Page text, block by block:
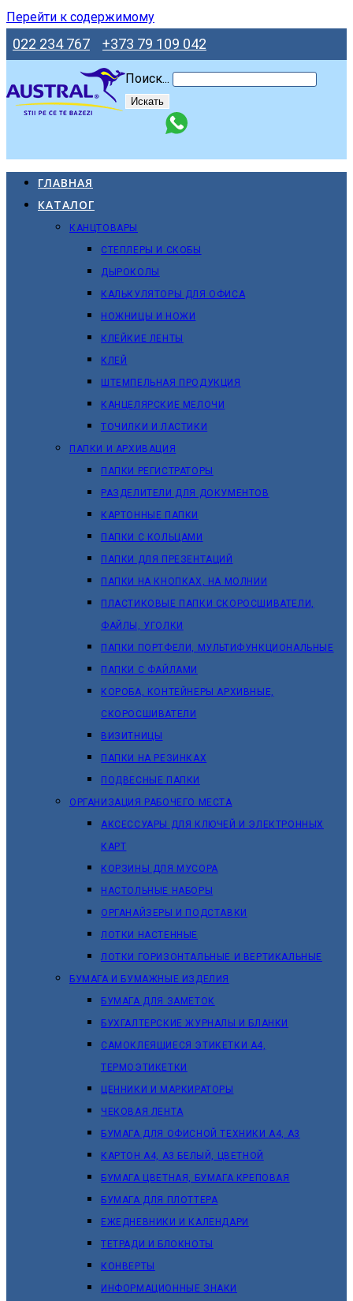
Перейти к содержимому
022 234 767 +373 79 109 042
Поиск...
Искать
ГЛАВНАЯ
КАТАЛОГ
КАНЦТОВАРЫ
СТЕПЛЕРЫ И СКОБЫ
ДЫРОКОЛЫ
КАЛЬКУЛЯТОРЫ ДЛЯ ОФИСА
НОЖНИЦЫ И НОЖИ
КЛЕЙКИЕ ЛЕНТЫ
КЛЕЙ
ШТЕМПЕЛЬНАЯ ПРОДУКЦИЯ
КАНЦЕЛЯРСКИЕ МЕЛОЧИ
ТОЧИЛКИ И ЛАСТИКИ
ПАПКИ И АРХИВАЦИЯ
ПАПКИ РЕГИСТРАТОРЫ
РАЗДЕЛИТЕЛИ ДЛЯ ДОКУМЕНТОВ
КАРТОННЫЕ ПАПКИ
ПАПКИ С КОЛЬЦАМИ
ПАПКИ ДЛЯ ПРЕЗЕНТАЦИЙ
ПАПКИ НА КНОПКАХ, НА МОЛНИИ
ПЛАСТИКОВЫЕ ПАПКИ СКОРОСШИВАТЕЛИ,
ФАЙЛЫ, УГОЛКИ
ПАПКИ ПОРТФЕЛИ, МУЛЬТИФУНКЦИОНАЛЬНЫЕ
ПАПКИ С ФАЙЛАМИ
КОРОБА, КОНТЕЙНЕРЫ АРХИВНЫЕ,
СКОРОСШИВАТЕЛИ
ВИЗИТНИЦЫ
ПАПКИ НА РЕЗИНКАХ
ПОДВЕСНЫЕ ПАПКИ
ОРГАНИЗАЦИЯ РАБОЧЕГО МЕСТА
АКСЕССУАРЫ ДЛЯ КЛЮЧЕЙ И ЭЛЕКТРОННЫХ
КАРТ
КОРЗИНЫ ДЛЯ МУСОРА
НАСТОЛЬНЫЕ НАБОРЫ
ОРГАНАЙЗЕРЫ И ПОДСТАВКИ
ЛОТКИ НАСТЕННЫЕ
ЛОТКИ ГОРИЗОНТАЛЬНЫЕ И ВЕРТИКАЛЬНЫЕ
БУМАГА И БУМАЖНЫЕ ИЗДЕЛИЯ
БУМАГА ДЛЯ ЗАМЕТОК
БУХГАЛТЕРСКИЕ ЖУРНАЛЫ И БЛАНКИ
САМОКЛЕЯЩИЕСЯ ЭТИКЕТКИ А4,
ТЕРМОЭТИКЕТКИ
ЦЕННИКИ И МАРКИРАТОРЫ
ЧЕКОВАЯ ЛЕНТА
БУМАГА ДЛЯ ОФИСНОЙ ТЕХНИКИ А4, А3
КАРТОН А4, А3 БЕЛЫЙ, ЦВЕТНОЙ
БУМАГА ЦВЕТНАЯ, БУМАГА КРЕПОВАЯ
БУМАГА ДЛЯ ПЛОТТЕРА
ЕЖЕДНЕВНИКИ И КАЛЕНДАРИ
ТЕТРАДИ И БЛОКНОТЫ
КОНВЕРТЫ
ИНФОРМАЦИОННЫЕ ЗНАКИ